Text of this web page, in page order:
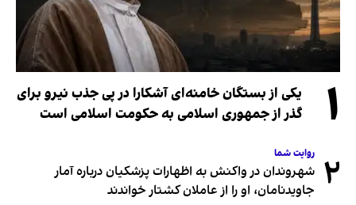
۱
یکی از بستگان خامنه‌ای آشکارا در پی جذب نیرو برای
گذر از جمهوری اسلامی به حکومت اسلامی است
۲ روایت شما
شهروندان در واکنش به اظهارات پزشکیان درباره آمار
جاویدنامان، او را از عاملان کشتار خواندند